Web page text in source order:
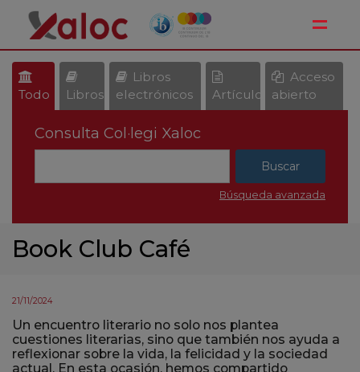
Todo Libros
Libros
electrónicos
Artículos
Acceso
abierto
Consulta Col·legi Xaloc
Búsqueda avanzada
Book Club Café
21/11/2024
Un encuentro literario no solo nos plantea
cuestiones literarias, sino que también nos ayuda a
reflexionar sobre la vida, la felicidad y la sociedad
actual. En esta ocasión, hemos compartido